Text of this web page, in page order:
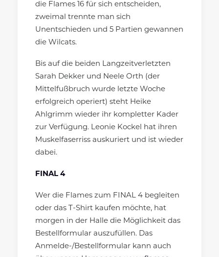
die Flames 16 für sich entscheiden,
zweimal trennte man sich
Unentschieden und 5 Partien gewannen
die Wilcats.
Bis auf die beiden Langzeitverletzten
Sarah Dekker und Neele Orth (der
Mittelfußbruch wurde letzte Woche
erfolgreich operiert) steht Heike
Ahlgrimm wieder ihr kompletter Kader
zur Verfügung. Leonie Kockel hat ihren
Muskelfaserriss auskuriert und ist wieder
dabei.
FINAL 4
Wer die Flames zum FINAL 4 begleiten
oder das T-Shirt kaufen möchte, hat
morgen in der Halle die Möglichkeit das
Bestellformular auszufüllen. Das
Anmelde-/Bestellformular kann auch